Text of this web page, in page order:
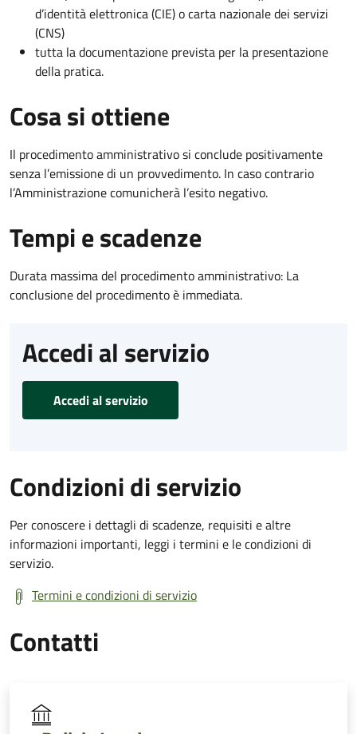
d’identità elettronica (CIE) o carta nazionale dei servizi
(CNS)
tutta la documentazione prevista per la presentazione
della pratica.
Cosa si ottiene
Il procedimento amministrativo si conclude positivamente
senza l’emissione di un provvedimento. In caso contrario
l’Amministrazione comunicherà l’esito negativo.
Tempi e scadenze
Durata massima del procedimento amministrativo: La
conclusione del procedimento è immediata.
Accedi al servizio
Accedi al servizio
Condizioni di servizio
Per conoscere i dettagli di scadenze, requisiti e altre
informazioni importanti, leggi i termini e le condizioni di
servizio.
Termini e condizioni di servizio
Contatti